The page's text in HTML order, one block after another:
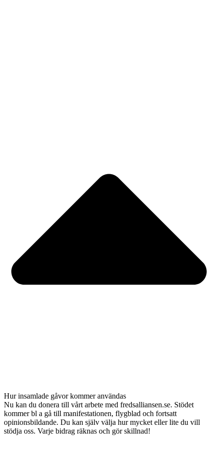
Hur insamlade gåvor kommer användas
Nu kan du donera till vårt arbete med fredsalliansen.se. Stödet
kommer bl a gå till manifestationen, flygblad och fortsatt
opinionsbildande. Du kan själv välja hur mycket eller lite du vill
stödja oss. Varje bidrag räknas och gör skillnad!